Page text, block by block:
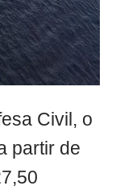
Civil, o
partir de